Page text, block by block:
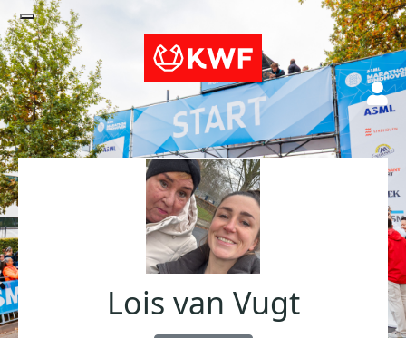
Lois van Vugt